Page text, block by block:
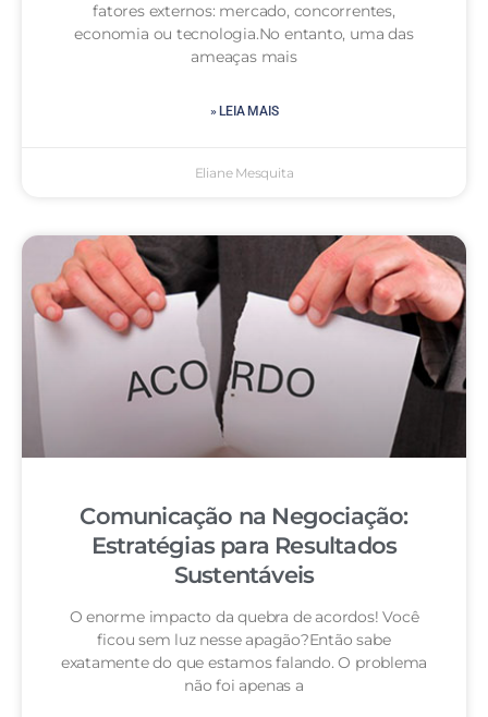
fatores externos: mercado, concorrentes,
economia ou tecnologia.No entanto, uma das
ameaças mais
» LEIA MAIS
Eliane Mesquita
Comunicação na Negociação:
Estratégias para Resultados
Sustentáveis
O enorme impacto da quebra de acordos! Você
ficou sem luz nesse apagão?Então sabe
exatamente do que estamos falando. O problema
não foi apenas a